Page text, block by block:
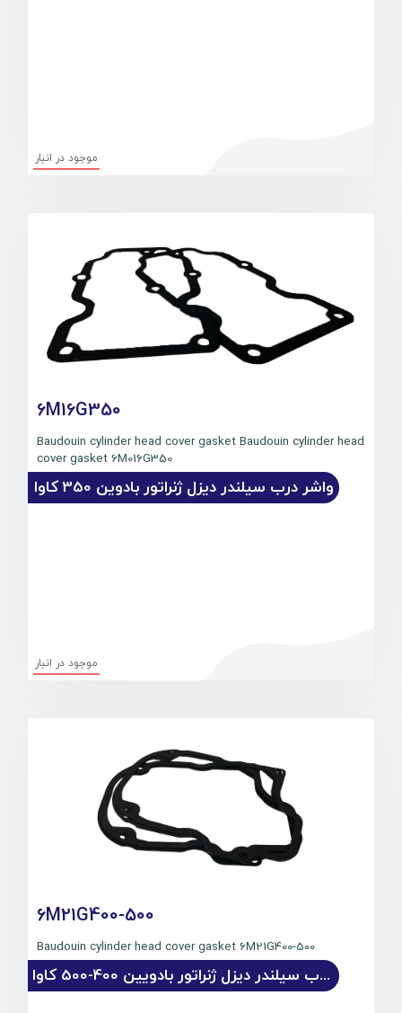
موجود در انبار
6M16G350
Baudouin cylinder head cover gasket Baudouin cylinder head
cover gasket 6M016G350
واشر درب سیلندر دیزل ژنراتور بادوین 350 کاوا
موجود در انبار
6M21G400-500
500-Baudouin cylinder head cover gasket 6M21G400
واشر درب سیلندر دیزل ژنراتور بادویین 400-500 کاوا